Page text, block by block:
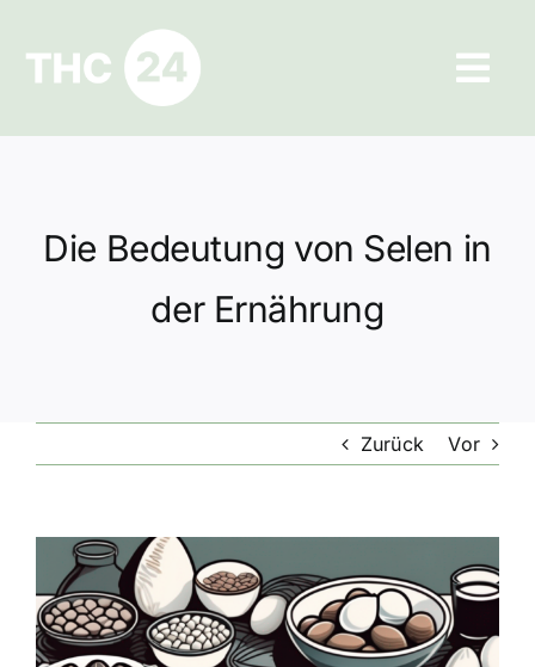
springen
Ratgeber
Die Bedeutung von Selen in
der Ernährung
Zurück Vor
Zeige
grösseres
Bild